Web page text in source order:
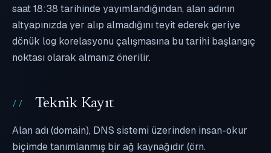
saat 18:38 tarihinde yayımlandığından, alan adının
altyapınızda yer alıp almadığını teyit ederek geriye
dönük log korelasyonu çalışmasına bu tarihi başlangıç
noktası olarak almanız önerilir.
Teknik Kayıt
Alan adı (domain), DNS sistemi üzerinden insan-okur
biçimde tanımlanmış bir ağ kaynağıdır (örn.